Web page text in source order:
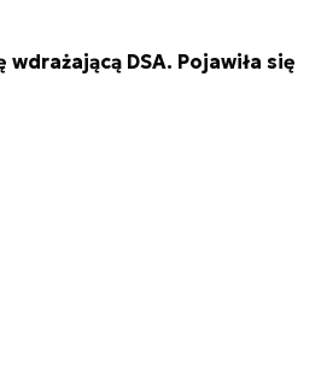
DSA. Pojawiła się